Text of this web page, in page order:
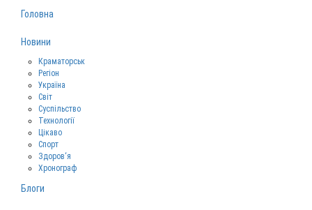
Головна
Новини
Краматорськ
Регіон
Україна
Світ
Суспільство
Технології
Цікаво
Спорт
Здоров‘я
Хронограф
Блоги